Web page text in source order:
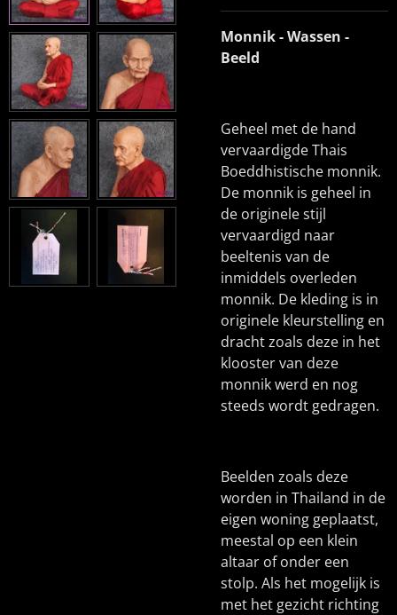
Monnik - Wassen -
Beeld
Geheel met de hand
vervaardigde Thais
Boeddhistische monnik.
De monnik is geheel in
de originele stijl
vervaardigd naar
beeltenis van de
inmiddels overleden
monnik. De kleding is in
originele kleurstelling en
dracht zoals deze in het
klooster van deze
monnik werd en nog
steeds wordt gedragen.
Beelden zoals deze
worden in Thailand in de
eigen woning geplaatst,
meestal op een klein
altaar of onder een
stolp. Als het mogelijk is
met het gezicht richting